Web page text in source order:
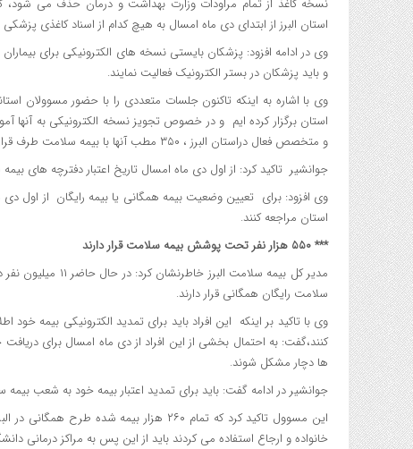
نسخه کاغذ از تمام مراودات وزارت بهداشت و درمان حذف می
استان البرز از ابتدای دی ماه امسال به هیچ کدام از اسناد کاغذی
وی در ادامه افزود: پزشکان بایستی نسخه های الکترونیکی برای
و باید پزشکان در بستر الکترونیک فعالیت نمایند.
وی با اشاره به اینکه تاکنون جلسات متعددی را با حضور مسوولان
استان برگزار کرده ایم و در خصوص تجویز نسخه الکترونیکی به
و متخصص فعال دراستان البرز ، ۳۵۰ مطب آنها با بیمه سلامت طرف قرارداد هستند.
جوانشیر تاکید کرد: از اول دی ماه امسال تاریخ اعتبار دفترچه های
وی افزود: برای تعیین وضعیت بیمه همگانی یا بیمه رایگان از اول
استان مراجعه کنند.
*** ۵۵۰ هزار نفر تحت پوشش بیمه سلامت قرار دارند
سلامت رایگان همگانی قرار دارند.
وی با تاکید بر اینکه این افراد باید برای تمدید الکترونیکی بیمه خود
کنند،گفت: به احتمال بخشی از این افراد از دی ماه امسال برای
ها دچار مشکل شوند.
جوانشیر در ادامه گفت: باید برای تمدید اعتبار بیمه خود به شعب بیمه
این مسوول تاکید کرد که تمام ۲۶۰ هزار
خانواده و ارجاع استفاده می کردند باید از این پس به مراکز درمانی